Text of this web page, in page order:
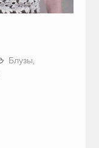
Блузы,